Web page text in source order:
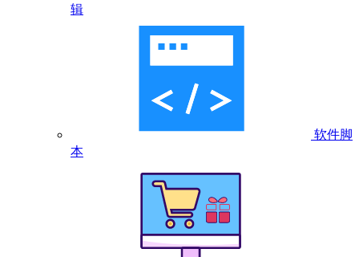
辑
软件脚
本